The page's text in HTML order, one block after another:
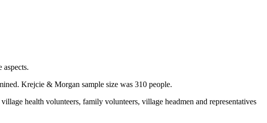
Krejcie & Morgan sample size was 310 people.
health volunteers, family volunteers, village headmen and representatives